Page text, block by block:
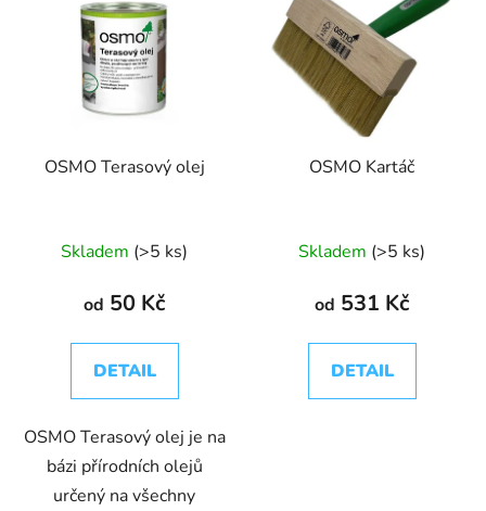
OSMO Terasový olej
Skladem (>5 ks)
od 50 Kč
DETAIL
OSMO Terasový olej je na
bázi přírodních olejů
určený na všechny
OSMO Kartáč
Skladem (>5 ks)
od 531 Kč
DETAIL